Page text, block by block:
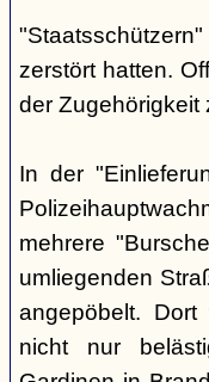
zerstört hatten.
der Zugehörigkeit
In der
mehrere
umliegenden
angepöbelt.
nicht nur